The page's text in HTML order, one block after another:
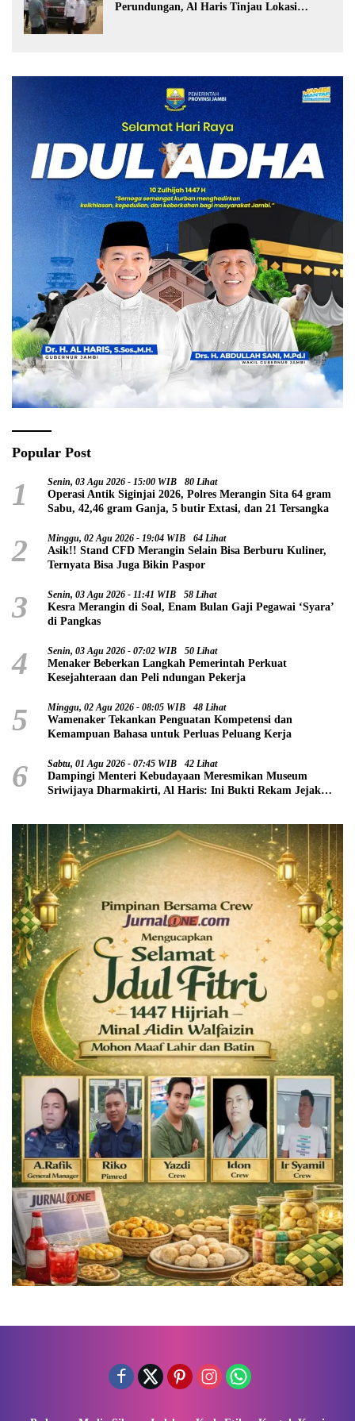
Perundungan, Al Haris Tinjau Lokasi
Popular Post
1 Senin, 03 Agu 2026 - 15:00 WIB 80 Lihat
Operasi Antik Siginjai 2026, Polres Merangin Sita 64 gram
Sabu, 42,46 gram Ganja, 5 butir Extasi, dan 21 Tersangka
2 Minggu, 02 Agu 2026 - 19:04 WIB 64 Lihat
Asik!! Stand CFD Merangin Selain Bisa Berburu Kuliner,
Ternyata Bisa Juga Bikin Paspor
3 Senin, 03 Agu 2026 - 11:41 WIB 58 Lihat
Kesra Merangin di Soal, Enam Bulan Gaji Pegawai ‘Syara’
di Pangkas
4 Senin, 03 Agu 2026 - 07:02 WIB 50 Lihat
Menaker Beberkan Langkah Pemerintah Perkuat
Kesejahteraan dan Peli ndungan Pekerja
5 Minggu, 02 Agu 2026 - 08:05 WIB 48 Lihat
Wamenaker Tekankan Penguatan Kompetensi dan
Kemampuan Bahasa untuk Perluas Peluang Kerja
6 Sabtu, 01 Agu 2026 - 07:45 WIB 42 Lihat
Dampingi Menteri Kebudayaan Meresmikan Museum
Sriwijaya Dharmakirti, Al Haris: Ini Bukti Rekam Jejak